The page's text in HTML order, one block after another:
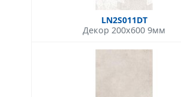
LN2S011DT
Декор 200x600 9мм